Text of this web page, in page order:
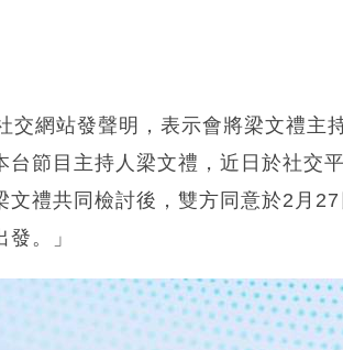
交網站發聲明，表示會將梁文禮主
台節目主持人梁文禮，近日於社交
文禮共同檢討後，雙方同意於2月
。」